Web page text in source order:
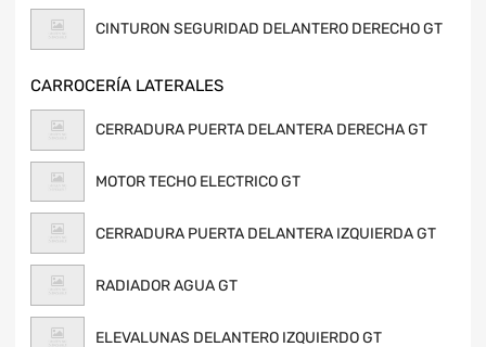
CINTURON SEGURIDAD DELANTERO DERECHO GT
CARROCERÍA LATERALES
CERRADURA PUERTA DELANTERA DERECHA GT
MOTOR TECHO ELECTRICO GT
CERRADURA PUERTA DELANTERA IZQUIERDA GT
RADIADOR AGUA GT
ELEVALUNAS DELANTERO IZQUIERDO GT